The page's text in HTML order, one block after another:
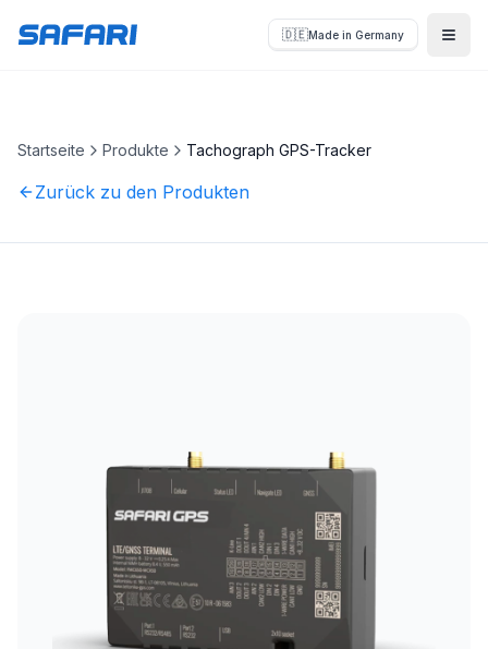
🇩🇪Made in Germany
Startseite Produkte Tachograph GPS-Tracker
Zurück zu den Produkten